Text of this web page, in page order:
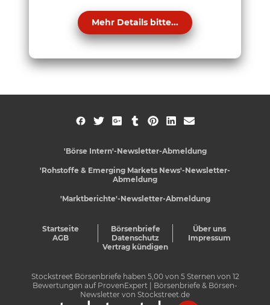
Mehr Details bitte...
'Börse Intern'-Newsletter-Abmeldung
'Rohstoffe & Emerging Markets News'-Newsletter-
Abmeldung
'Marktberichte'-Newsletter-Abmeldung
Startseite Börsenbriefe
Über uns
AGB
Datenschutz
Impressum
Vertrag kündigen
Stockstreet Börsenbriefe haben 5,00von 5Sternen von 12
Bewertungen auf ProvenExpert
| Börsenbriefe & Börsen-
Newsletter von Stockstreet.de